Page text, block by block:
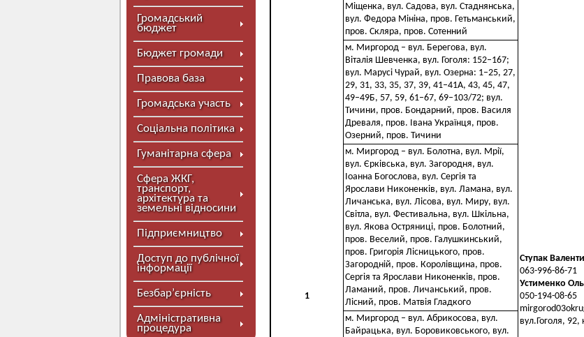
Громадський
бюджет
Бюджет громади
Правова база
Громадська участь
Соціальна політика
Гуманітарна сфера
Сфера ЖКГ,
транспорт,
архітектура та
земельні відносини
Підприємництво
Доступ до публічної
інформації
Безбар’єрність
Адміністративна
процедура
1
Міщенка, вул. Садова, вул. Стаднянська,
вул. Федора Мініна, пров. Гетьманський,
пров. Скляра, пров. Сотенний
Ступак
063-996-86-71
Устименко
050-194-08-65
вул.Гоголя,
м. Миргород – вул. Берегова, вул.
Віталія Шевченка, вул. Гоголя: 152–167;
вул. Марусі Чурай, вул. Озерна: 1–25, 27,
29, 31, 33, 35, 37, 39, 41–41А, 43, 45, 47,
49–49Б, 57, 59, 61–67, 69–103/72; вул.
Тичини, пров. Бондарний, пров. Василя
Древаля, пров. Івана Українця, пров.
Озерний, пров. Тичини
м. Миргород – вул. Болотна, вул. Мрії,
вул. Єрківська, вул. Загородня, вул.
Іоанна Богослова, вул. Сергія та
Ярослави Никоненків, вул. Ламана, вул.
Личанська, вул. Лісова, вул. Миру, вул.
Світла, вул. Фестивальна, вул. Шкільна,
вул. Якова Остряниці, пров. Болотний,
пров. Веселий, пров. Галушкинський,
пров. Григорія Лісницького, пров.
Загородній, пров. Королівщина, пров.
Сергія та Ярослави Никоненків, пров.
Ламаний, пров. Личанський, пров.
Лісний, пров. Матвія Гладкого
м. Миргород – вул. Абрикосова, вул.
Байрацька, вул. Боровиковського, вул.